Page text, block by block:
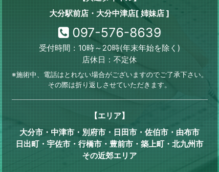
大分駅前店・大分中津店[ 姉妹店 ]
097-576-8639
受付時間：10時～20時(年末年始を除く)
店休日：不定休
※施術中、電話はとれない場合がございますのでご了承下さい。
その際は折り返しさせていただきます。
【エリア】
大分市・中津市・別府市・日田市・佐伯市・由布市
日出町・宇佐市・行橋市・豊前市・築上町・北九州市
その近郊エリア